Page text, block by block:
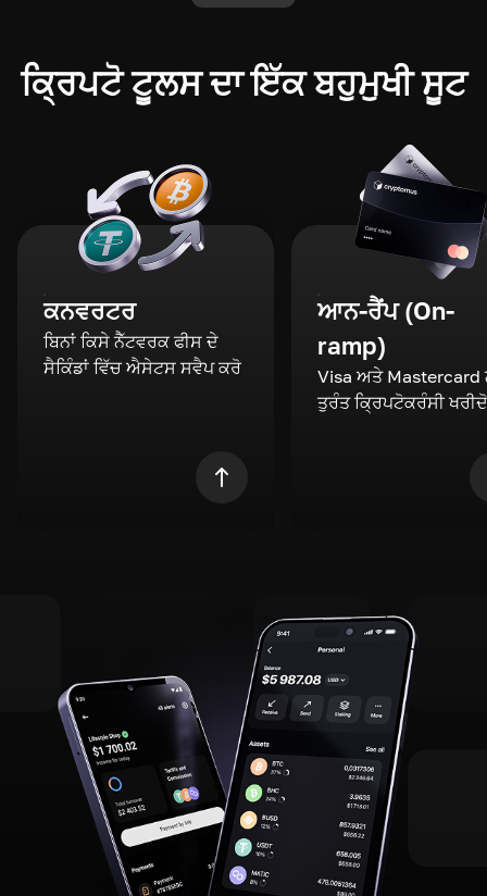
ਕ੍ਰਿਪਟੋ ਟੂਲਸ ਦਾ ਇੱਕ ਬਹੁਮੁਖੀ ਸੂਟ
ਕਨਵਰਟਰ
ਬਿਨਾਂ ਕਿਸੇ ਨੈੱਟਵਰਕ ਫੀਸ ਦੇ
ਸੈਕਿੰਡਾਂ ਵਿੱਚ ਐਸੇਟਸ ਸਵੈਪ ਕਰੋ
ਆਨ-ਰੈਂਪ (On-
ramp)
Visa ਅਤੇ Mastercard
ਤੁਰੰਤ ਕ੍ਰਿਪਟੋਕਰੰਸੀ ਖਰੀਦੋ